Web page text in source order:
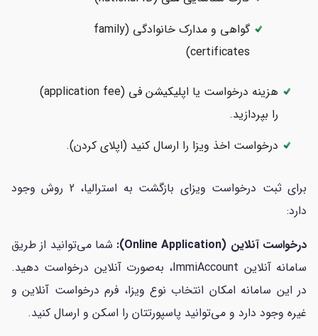
گواهی‌ و مدارک خانوادگی (family
certificates)
هزینه درخواست یا اپلیکیشن فی (application fee)
را بپردازید.
درخواست اخذ ویزا را ارسال کنید (اپلای کردن).
برای ثبت درخواست ویزای بازگشت به استرالیا، 2 روش وجود
دارد:
درخواست آنلاین (Online Application):
شما می‌توانید از طریق
سامانه آنلاین ImmiAccount، به‌صورت آنلاین درخواست دهید.
در این سامانه امکان انتخاب نوع ویزا، فرم درخواست آنلاین و
غیره وجود دارد و می‌توانید پاسپورتتان را اسکن و ارسال کنید.